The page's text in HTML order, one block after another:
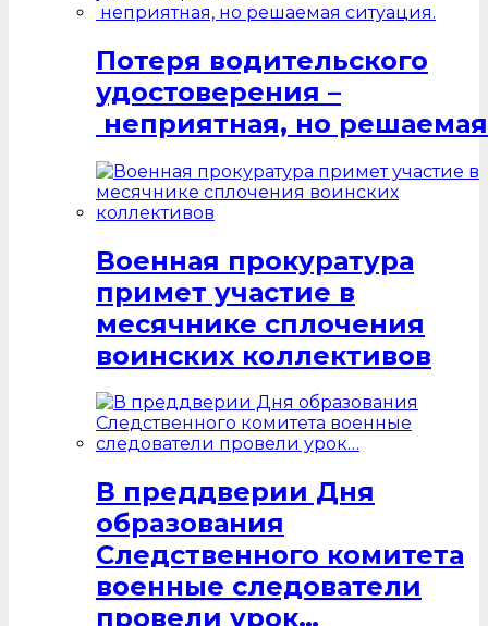
Потеря водительского
удостоверения –
неприятная, но
Военная прокуратура
примет участие в
месячнике сплочения
воинских коллективов
В преддверии Дня
образования
Следственного комитета
военные следователи
провели урок…